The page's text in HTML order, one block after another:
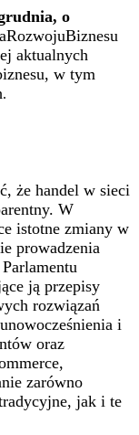
o
aktualnych
w tym
.
że handel w sieci
W
istotne zmiany w
prowadzenia
ją przepisy
rozwiązań
i
oraz
zarówno
jak i te